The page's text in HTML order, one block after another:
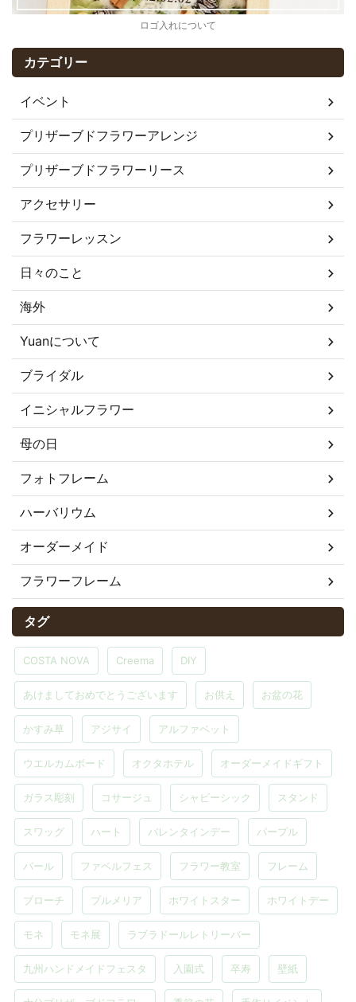
ロゴ入れについて
カテゴリー
イベント
プリザーブドフラワーアレンジ
プリザーブドフラワーリース
アクセサリー
フラワーレッスン
日々のこと
海外
Yuanについて
ブライダル
イニシャルフラワー
母の日
フォトフレーム
ハーバリウム
オーダーメイド
フラワーフレーム
タグ
COSTA NOVA Creema DIY
あけましておめでとうございます お供え お盆の花
かすみ草 アジサイ アルファベット
ウエルカムボード オクタホテル オーダーメイドギフト
ガラス彫刻 コサージュ シャビーシック スタンド
スワッグ ハート バレンタインデー パープル
パール ファベルフェス フラワー教室 フレーム
ブローチ プルメリア ホワイトスター ホワイトデー
モネ モネ展 ラブラドールレトリーバー
九州ハンドメイドフェスタ 入園式 卒寿 壁紙